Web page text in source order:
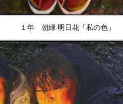
１年 朝緑 明日花「私の色」